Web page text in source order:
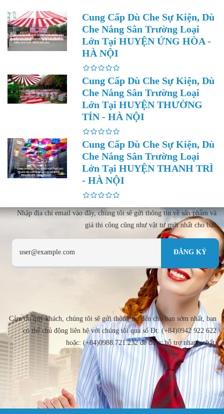
Cung Cấp Dù Che Sự Kiện, Dù
Che Nắng Sân Trường Loại
Lớn Tại HUYỆN ỨNG HÒA -
HÀ NỘI
Cung Cấp Dù Che Sự Kiện, Dù
Che Nắng Sân Trường Loại
Lớn Tại HUYỆN THƯỜNG
TÍN - HÀ NỘI
Cung Cấp Dù Che Sự Kiện, Dù
Che Nắng Sân Trường Loại
Lớn Tại HUYỆN THANH TRÌ
- HÀ NỘI
Nhập địa chi email vào đây, chúng tôi sẽ gửi thông tin về sản phẩm và
giá thi công cũng như vật tư mới nhất cho bạn
Cảm ơn quý khách, chúng tôi sẽ gửi thông tin đến cho bạn sớm nhất, bạn
có thể chủ động liên hệ với chúng tôi qua số Đt: (+84)0942 922 622
hoặc: (+84)0988.721.232 để được hỗ trợ nhanh nhất.